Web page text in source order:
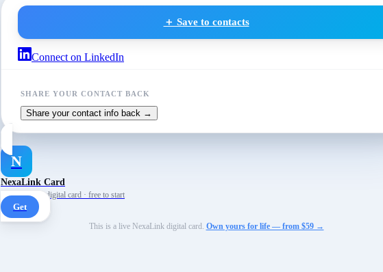
＋ Save to contacts
Connect on LinkedIn
SHARE YOUR CONTACT BACK
Share your contact info back →
N
NexaLink Card
Your own AI digital card · free to start
Get
This is a live NexaLink digital card. Own yours for life — from $59 →